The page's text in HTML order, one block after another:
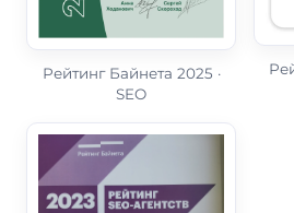
Рейтинг Байнета 2025 ·
SEO
Рейтинг Байнета
Категория
SEO
Место